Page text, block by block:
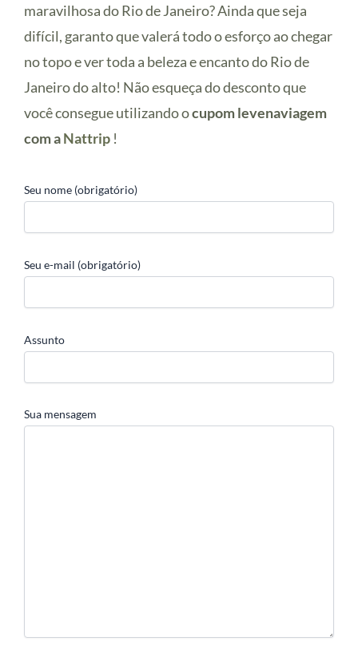
maravilhosa do Rio de Janeiro? Ainda que seja
difícil, garanto que valerá todo o esforço ao chegar
no topo e ver toda a beleza e encanto do Rio de
Janeiro do alto! Não esqueça do desconto que
você consegue utilizando ocupom levenaviagem
com aNattrip !
Seu nome (obrigatório)
Seu e-mail (obrigatório)
Assunto
Sua mensagem